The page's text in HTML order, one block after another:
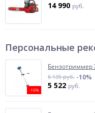
14 990 руб.
Персональные
-10%
Бензотриммер
6 135 руб. -10%
5 522 руб.